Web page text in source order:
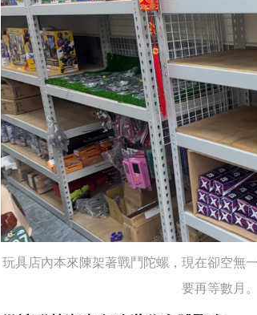
玩具店內本來陳架著戰鬥陀螺，現在卻空無
要再等數月